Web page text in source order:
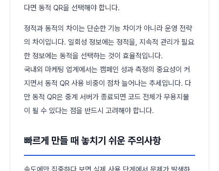
다면 동적 QR을 선택해야 합니다.
정적과 동적의 차이는 단순한 기능 차이가 아니라 운영 전략
의 차이입니다. 일회성 정보에는 정적을, 지속적 관리가 필요
한 정보에는 동적을 선택하는 것이 효율적입니다.
국내외 마케팅 업계에서는 캠페인 성과 측정의 중요성이 커
지면서 동적 QR 사용 비중이 점차 늘어나는 추세입니다. 다
만 동적 QR은 중계 서버가 종료되면 코드 전체가 무용지물
이 될 수 있다는 점을 반드시 고려해야 합니다.
빠르게 만들 때 놓치기 쉬운 주의사항